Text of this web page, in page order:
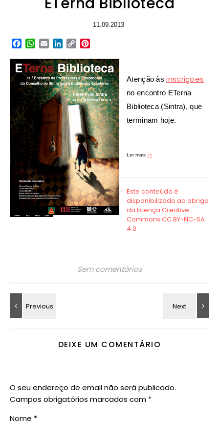
11.09.2013
Facebook
WhatsApp
EmailLinkedIn
Copy
Atenção àsinscrições
no encontro ETerna
Biblioteca (Sintra), que
terminam hoje.
Ler mais >>
Sem comentários
DEIXE UM COMENTÁRIO
O seu endereço de email não será publicado.
Campos obrigatórios marcados com *
Nome *